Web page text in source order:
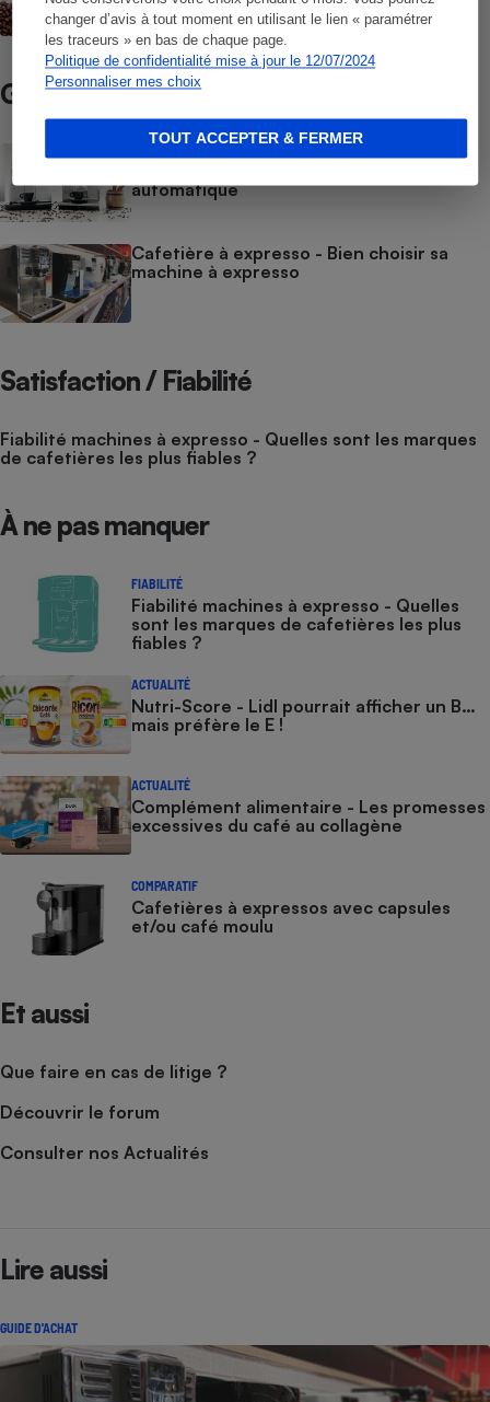
changer d’avis à tout moment en utilisant le lien « paramétrer
les traceurs » en bas de chaque page.
Politique de confidentialité mise à jour le 12/07/2024
Personnaliser mes choix
TOUT ACCEPTER & FERMER
Guide d’achat
Cafetière à expresso avec broyeur à
automatique
Cafetière à expresso - Bien choisir sa
machine à expresso
Satisfaction / Fiabilité
Fiabilité machines à expresso - Quelles sont les marques
de cafetières les plus fiables ?
À ne pas manquer
FIABILITÉ
Fiabilité machines à expresso - Quelles
sont les marques de cafetières les plus
fiables ?
ACTUALITÉ
Nutri-Score - Lidl pourrait afficher un B…
mais préfère le E !
ACTUALITÉ
Complément alimentaire - Les promesses
excessives du café au collagène
COMPARATIF
Cafetières à expressos avec capsules
et/ou café moulu
Et aussi
Que faire en cas de litige ?
Découvrir le forum
Consulter nos Actualités
Lire aussi
GUIDE D'ACHAT